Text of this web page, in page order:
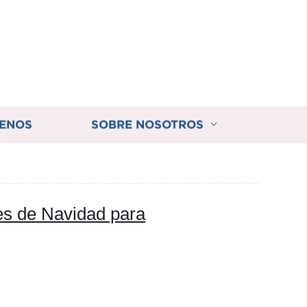
SOBRE NOSOTROS
de Navidad para